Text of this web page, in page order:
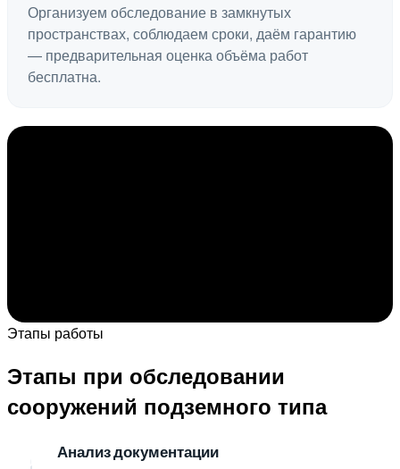
Организуем обследование в замкнутых
пространствах, соблюдаем сроки, даём гарантию
— предварительная оценка объёма работ
бесплатна.
Этапы работы
Этапы при обследовании
сооружений подземного типа
Анализ документации